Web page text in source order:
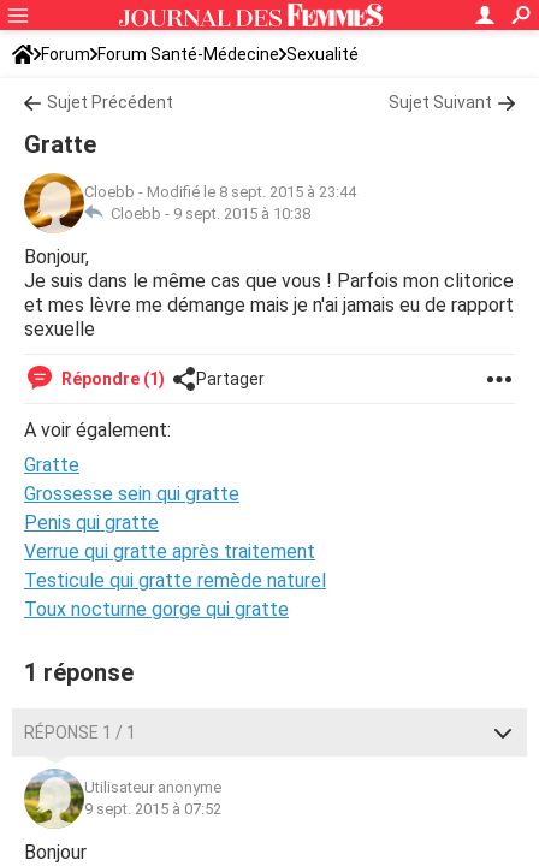
Forum Forum Santé-Médecine Sexualité
Sujet Précédent Sujet Suivant
Gratte
Cloebb - Modifié le 8 sept. 2015 à 23:44
Cloebb - 9 sept. 2015 à 10:38
Bonjour,
Je suis dans le même cas que vous ! Parfois mon clitorice
et mes lèvre me démange mais je n'ai jamais eu de rapport
sexuelle
Répondre (1) Partager
A voir également:
Gratte
Grossesse sein qui gratte
Penis qui gratte
Verrue qui gratte après traitement
Testicule qui gratte remède naturel
Toux nocturne gorge qui gratte
1 réponse
RÉPONSE 1 / 1
Utilisateur anonyme
9 sept. 2015 à 07:52
Bonjour